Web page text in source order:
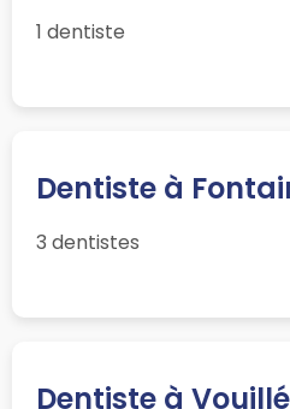
1 dentiste
Dentiste à
3 dentistes
Dentiste à Vouillé